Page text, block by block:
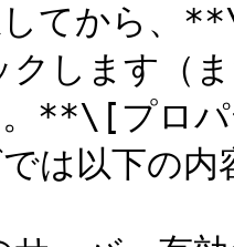
してから
します
。**\[プロ
は以下の内